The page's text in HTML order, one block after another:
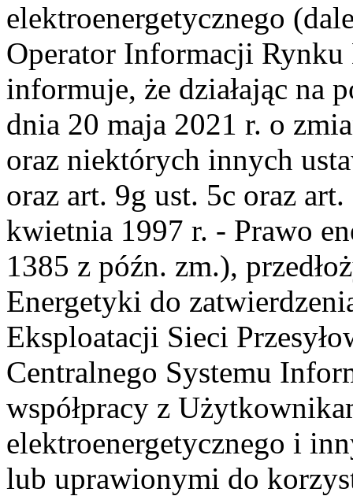
elektroenergetycznego
Operator Informacji
informuje, że działając na
dnia 20 maja 2021 r. o
oraz niektórych innych
oraz art. 9g ust. 5c oraz
kwietnia 1997 r. - Prawo
1385 z późn. zm.),
Energetyki do
Eksploatacji Sieci
Centralnego Systemu
współpracy z
elektroenergetycznego i
lub uprawionymi do